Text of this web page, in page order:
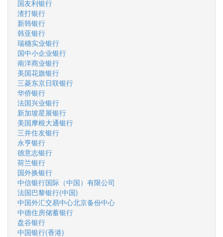
国友利银行
渣打银行
新韩银行
韩亚银行
瑞穗实业银行
国中小企业银行
南洋商业银行
美国花旗银行
三菱东京日联银行
华侨银行
法国兴业银行
新加坡星展银行
美国摩根大通银行
三井住友银行
永亨银行
德意志银行
荷兰银行
国外换银行
中信银行国际（中国）有限公司
法国巴黎银行(中国)
中国外汇交易中心北京备份中心
中德住房储蓄银行
盘谷银行
中国银行(香港)